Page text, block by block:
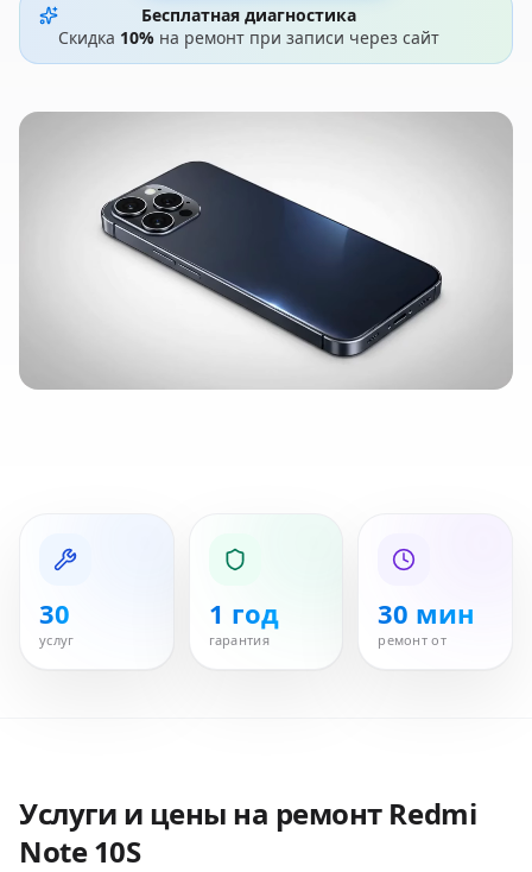
Бесплатная диагностика
Скидка 10% на ремонт при записи через сайт
30
услуг
1 год
гарантия
30 мин
ремонт от
Услуги и цены на ремонт Redmi
Note 10S